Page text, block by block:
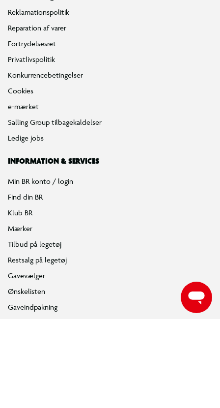
Fyldt med LEGO® sjov
udbringningseventyr.
LEGO® City: LEGO varevognen
Reklamationspolitik
Reparation af varer
Fortrydelsesret
Privatlivspolitik
Konkurrencebetingelser
Cookies
e-mærket
Salling Group tilbagekaldelser
Ledige jobs
INFORMATION & SERVICES
Min BR konto / login
Find din BR
Klub BR
Mærker
Tilbud på legetøj
Restsalg på legetøj
Gavevælger
Ønskelisten
Gaveindpakning